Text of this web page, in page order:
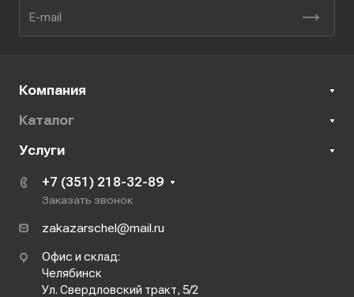
Компания
Каталог
Услуги
+7 (351) 218-32-89
Заказать звонок
zakazarschel@mail.ru
Офис и склад:
Челябинск
Ул. Свердловский тракт, 5/2